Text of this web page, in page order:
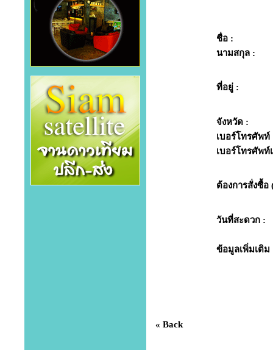
ชื่อ :
นามสกุล :
ที่อยู่ :
จังหวัด :
เบอร์โทรศัพท์
เบอร์โทรศัพท์
ต้องการสั่งซื้
วันที่สะดวก :
ข้อมูลเพิ่มเติม
« Back